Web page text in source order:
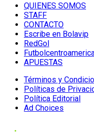
QUIENES SOMOS
STAFF
CONTACTO
Escribe en Bolavip
RedGol
APUESTAS
Términos y
Políticas de
Política Editorial
Ad Choices